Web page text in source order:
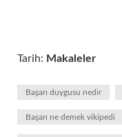
Tarih: Makaleler
Başarı duygusu nedir
Başarı ne demek vikipedi